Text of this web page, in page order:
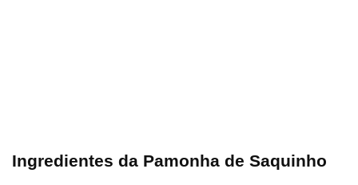
Ingredientes da Pamonha de Saquinho